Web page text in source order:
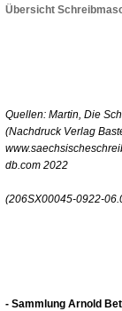
Übersicht
Quellen: Martin, Die
(Nachdruck Verlag
db.com 2022
(206SX00045-0922-
- Sammlung Arnold